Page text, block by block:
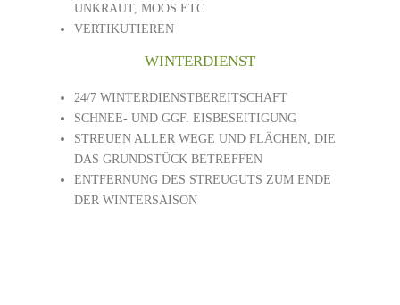
UNKRAUT, MOOS ETC.
VERTIKUTIEREN
WINTERDIENST
24/7 WINTERDIENSTBEREITSCHAFT
SCHNEE- UND GGF. EISBESEITIGUNG
STREUEN ALLER WEGE UND FLÄCHEN, DIE
DAS GRUNDSTÜCK BETREFFEN
ENTFERNUNG DES STREUGUTS ZUM ENDE
DER WINTERSAISON